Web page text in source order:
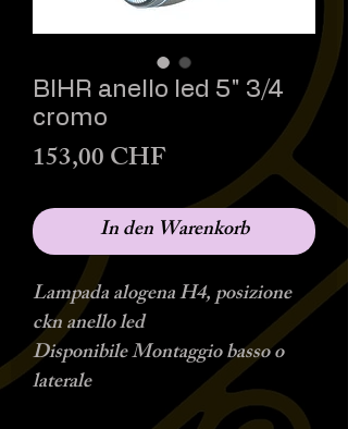
BIHR anello led 5" 3/4
cromo
153,00 CHFPreis
In den Warenkorb
Lampada alogena H4, posizione
ckn anello led
Disponibile Montaggio basso o
laterale